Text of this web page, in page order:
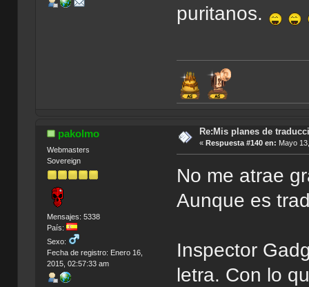
puritanos.
pakolmo
Webmasters
Sovereign
Mensajes: 5338
País:
Sexo:
Fecha de registro: Enero 16,
2015, 02:57:33 am
Re:Mis planes de
« Respuesta #140 en: Mayo
No me atrae
Aunque es
Inspector
letra. Con lo